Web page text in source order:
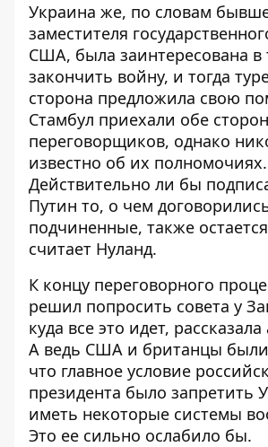
Украина же, по словам
заместителя
США, была заинтересована в
закончить войну, и тогда
сторона предложила свою
Стамбул приехали обе
переговорщиков, однако
известно об их полномочиях.
Действительно ли бы
Путин то, о чем
подчиненные, также
считает Нуланд.
К концу переговорного
решил попросить совета у
куда все это идет,
А ведь США и британцы
что главное условие
президента было запретить
иметь некоторые системы
Это ее сильно ослабило бы.